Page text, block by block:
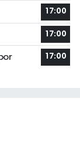
17:00
17:00
17:00